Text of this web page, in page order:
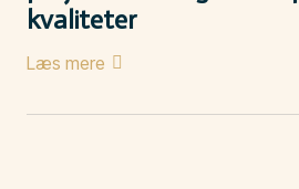
kvaliteter
Læs mere